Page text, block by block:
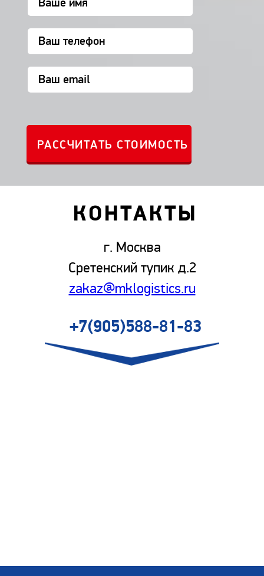
КОНТАКТЫ
г. Москва
Сретенский тупик д.2
zakaz@mklogistics.ru
+7(905)588-81-83